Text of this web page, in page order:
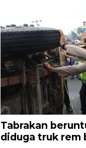
Tabrakan
diduga truk rem